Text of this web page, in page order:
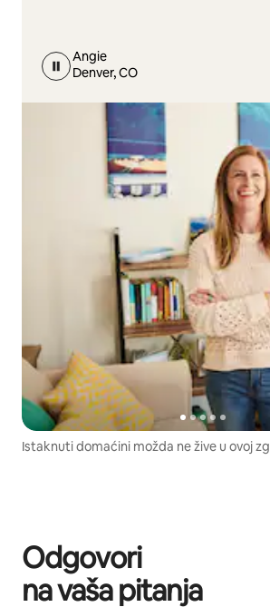
Angie
Denver, CO
Istaknuti domaćini možda ne žive u ovoj
Odgovori
na vaša pitanja